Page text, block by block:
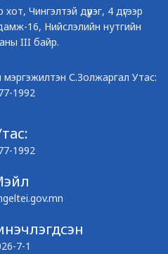
Чингэлтэй дүүрэг, 4 дүгээр
16, Нийслэлийн нутгийн
III байр.
С.Золжаргал Утас:
1992
1992
7-1